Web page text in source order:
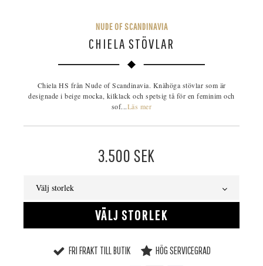
NUDE OF SCANDINAVIA
CHIELA STÖVLAR
Chiela HS från Nude of Scandinavia. Knähöga stövlar som är
designade i beige mocka, kilklack och spetsig tå för en feminim och
sof...Läs mer
3.500 SEK
Välj storlek
VÄLJ STORLEK
FRI FRAKT TILL BUTIK HÖG SERVICEGRAD